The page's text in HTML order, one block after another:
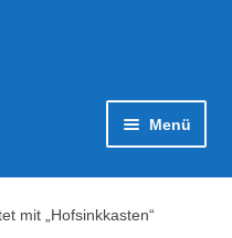
Menü
mit „Hofsinkkasten“